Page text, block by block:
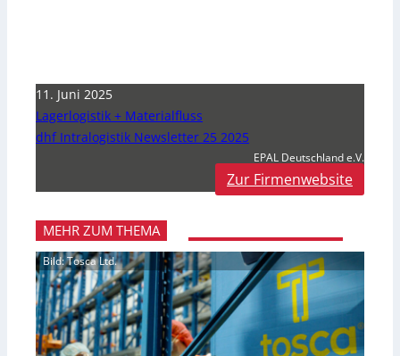
11. Juni 2025
Lagerlogistik + Materialfluss
dhf Intralogistik Newsletter 25 2025
EPAL Deutschland e.V.
Zur Firmenwebsite
MEHR ZUM THEMA
Bild: Tosca Ltd.